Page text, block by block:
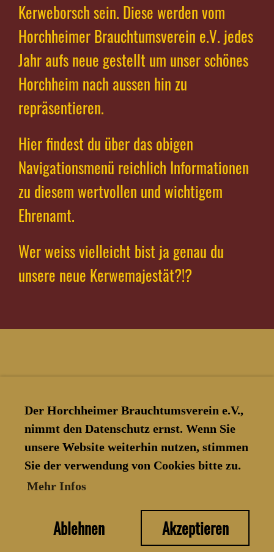
Der Horchheimer Brauchtumsverein e.V.,
nimmt den Datenschutz ernst. Wenn Sie
unsere Website weiterhin nutzen, stimmen
Sie der verwendung von Cookies bitte zu.
Mehr Infos
Ablehnen Akzeptieren
Kerweborsch sein. Diese werden vom
Horchheimer Brauchtumsverein e.V. jedes
Jahr aufs neue gestellt um unser schönes
Horchheim nach aussen hin zu
repräsentieren.
Hier findest du über das obigen
Navigationsmenü reichlich Informationen
zu diesem wertvollen und wichtigem
Ehrenamt.
Wer weiss vielleicht bist ja genau du
unsere neue Kerwemajestät?!?
© Horchheimer Brauchtumsverein
Erstellt mit ClubDesk Vereinssoftware